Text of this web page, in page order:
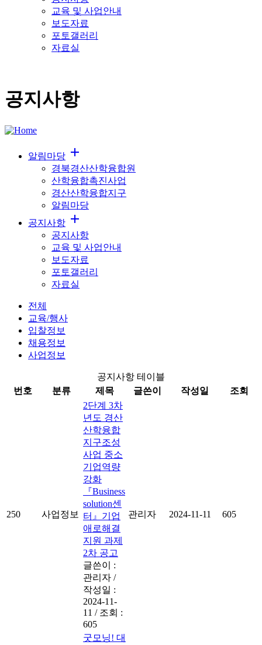
교육 및 사업안내
보도자료
포토갤러리
자료실
공지사항
알림마당 add
경북경산산학융합원
산학융합촉진사업
경산산학융합지구
알림마당
공지사항 add
공지사항
교육 및 사업안내
보도자료
포토갤러리
자료실
전체
교육/행사
입찰정보
채용정보
사업정보
공지사항 테이블
번호
분류 제목 글쓴이 작성일 조회
250 사업정보
2단계 3차
년도 경산
산학융합
지구조성
사업 중소
기업역량
강화
『Business
solution센
터』기업
애로해결
지원 과제
2차 공고
글쓴이 :
관리자 /
작성일 :
2024-11-
11 / 조회 :
605
관리자 2024-11-11 605
굿모닝! 대